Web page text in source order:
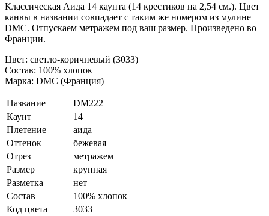
Классическая Аида 14 каунта (14 крестиков на 2,54 см.). Цвет
канвы в названии совпадает с таким же номером из мулине
DMC. Отпускаем метражем под ваш размер. Произведено во
Франции.
Цвет: светло-коричневый (3033)
Состав: 100% хлопок
Марка: DMC (Франция)
Название
DM222
Каунт
14
Плетение
аида
Оттенок
бежевая
Отрез
метражем
Размер
крупная
Разметка
нет
Состав
100% хлопок
Код цвета
3033